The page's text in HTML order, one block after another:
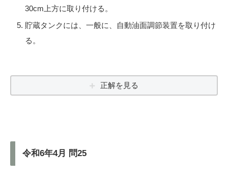
30cm上方に取り付ける。
貯蔵タンクには、一般に、自動油面調節装置を取り付け
る。
正解を見る
令和6年4月 問25